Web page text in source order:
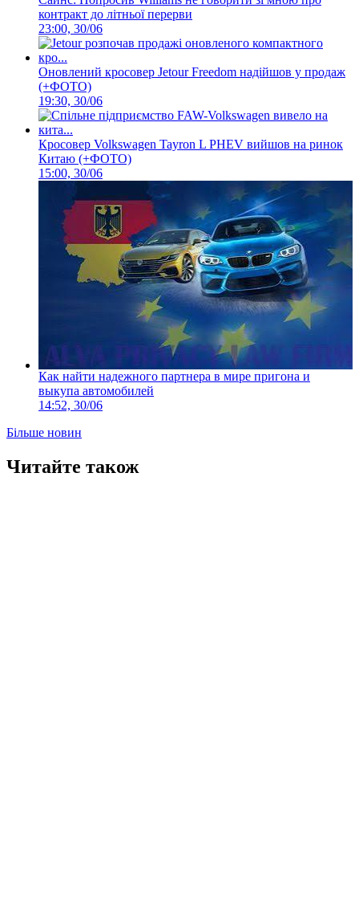
контракт до літньої перерви
23:00, 30/06
Оновлений кросовер Jetour Freedom надійшов у продаж
(+ФОТО)
19:30, 30/06
Кросовер Volkswagen Tayron L PHEV вийшов на ринок
Китаю (+ФОТО)
15:00, 30/06
Как найти надежного партнера в мире пригона и
выкупа автомобилей
14:52, 30/06
Більше новин
Читайте також